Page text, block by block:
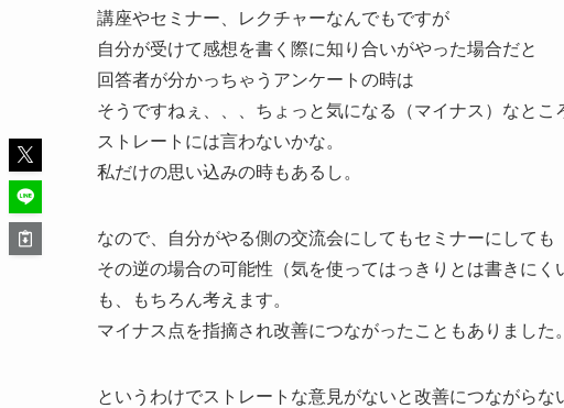
講座やセミナー、レクチャーなんでもですが
自分が受けて感想を書く際に知り合いがやった場合だと
回答者が分かっちゃうアンケートの時は
そうですねぇ、、、ちょっと気になる（マイナス）なとこ
ストレートには言わないかな。
私だけの思い込みの時もあるし。
なので、自分がやる側の交流会にしてもセミナーにしても
その逆の場合の可能性（気を使ってはっきりとは書きにく
も、もちろん考えます。
マイナス点を指摘され改善につながったこともありました。
というわけでストレートな意見がないと改善につながらな